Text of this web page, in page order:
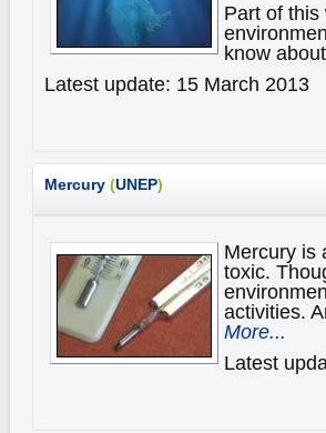
Part of
know
Latest update: 15 March 2013
Mercury (UNEP)
Mercury is
toxic.
activities.
More...
Latest